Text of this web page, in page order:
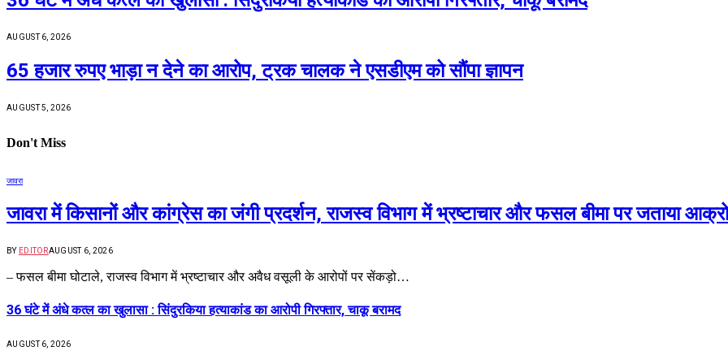
AUGUST 6, 2026
65 हजार रुपए भाड़ा न देने का आरोप, ट्रक चालक ने एसडीएम को सौंपा ज्ञापन
AUGUST 5, 2026
Don't Miss
जावरा
जावरा में किसानों और कांग्रेस का जंगी प्रदर्शन, राजस्व विभाग में भ्रष्टाचार और फसल बीमा पर जताया
BY EDITORAUGUST 6, 2026
– फसल बीमा घोटाले, राजस्व विभाग में भ्रष्टाचार और अवैध वसूली के आरोपों पर सेंकड़ो…
36 घंटे में अंधे कत्ल का खुलासा : सिंदुरकिया हत्याकांड का आरोपी गिरफ्तार, चाकू बरामद
AUGUST 6, 2026